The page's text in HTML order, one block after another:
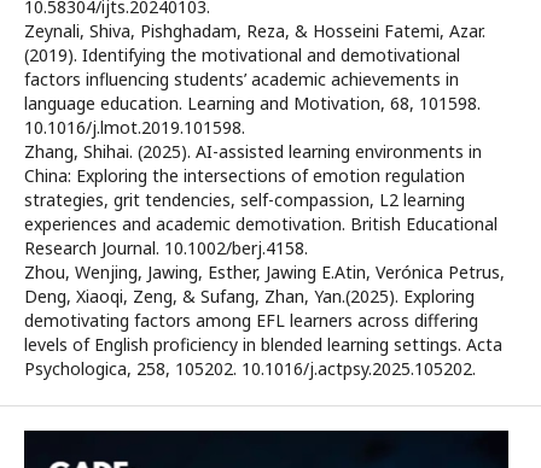
10.58304/ijts.20240103.
Zeynali, Shiva, Pishghadam, Reza, & Hosseini Fatemi, Azar.
(2019). Identifying the motivational and demotivational
factors influencing students’ academic achievements in
language education. Learning and Motivation, 68, 101598.
10.1016/j.lmot.2019.101598.
Zhang, Shihai. (2025). AI-assisted learning environments in
China: Exploring the intersections of emotion regulation
strategies, grit tendencies, self-compassion, L2 learning
experiences and academic demotivation. British Educational
Research Journal. 10.1002/berj.4158.
Zhou, Wenjing, Jawing, Esther, Jawing E.Atin, Verónica Petrus,
Deng, Xiaoqi, Zeng, & Sufang, Zhan, Yan.(2025). Exploring
demotivating factors among EFL learners across differing
levels of English proficiency in blended learning settings. Acta
Psychologica, 258, 105202. 10.1016/j.actpsy.2025.105202.